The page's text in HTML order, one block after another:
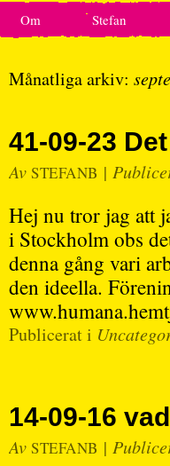
Om Stefan
Månatliga arkiv:
41-09-23
Av STEFANB |
Hej nu tror jag att
i Stockholm obs
denna gång vari
den ideella.
Publicerat i
14-09-16
Av STEFANB |